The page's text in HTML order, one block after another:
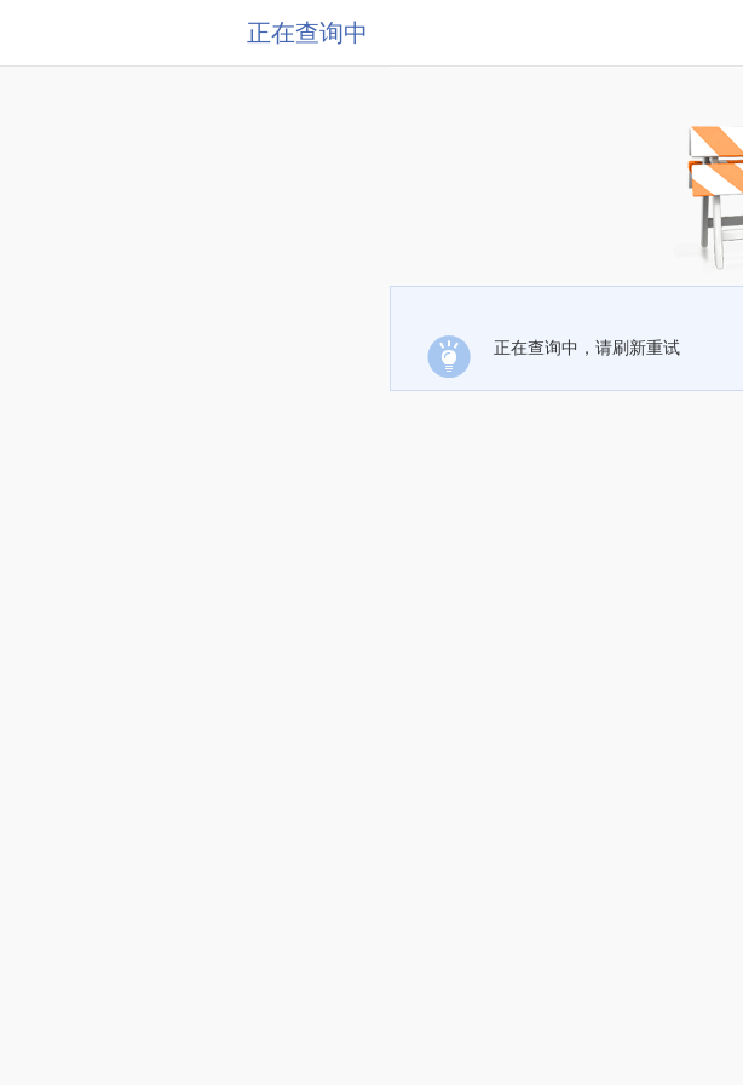
正在查询中
正在查询中，请刷新重试